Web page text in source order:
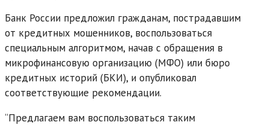
Банк России предложил гражданам, пострадавшим
от кредитных мошенников, воспользоваться
специальным алгоритмом, начав с обращения в
микрофинансовую организацию (МФО) или бюро
кредитных историй (БКИ), и опубликовал
соответствующие рекомендации.
“Предлагаем вам воспользоваться таким